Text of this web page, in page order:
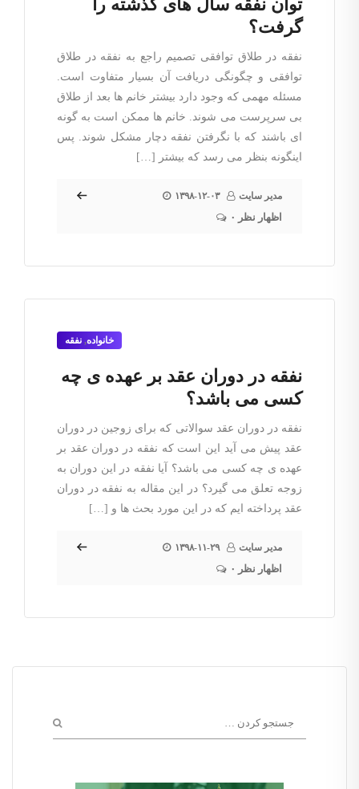
توان نفقه سال های گذشته را
گرفت؟
نفقه در طلاق توافقی تصمیم راجع به نفقه در طلاق
توافقی و چگونگی دریافت آن بسیار متفاوت است.
مسئله مهمی که وجود دارد بیشتر خانم ها بعد از طلاق
بی سرپرست می شوند. خانم ها ممکن است به گونه
ای باشند که با نگرفتن نفقه دچار مشکل شوند. پس
اینگونه بنظر می رسد که بیشتر […]
مدیر سایت ۱۳۹۸-۱۲-۰۳
۰ اظهار نظر
خانواده, نفقه
نفقه در دوران عقد بر عهده ی چه
کسی می باشد؟
نفقه در دوران عقد سوالاتی که برای زوجین در دوران
عقد پیش می آید این است که نفقه در دوران عقد بر
عهده ی چه کسی می باشد؟ آیا نفقه در این دوران به
زوجه تعلق می گیرد؟ در این مقاله به نفقه در دوران
عقد پرداخته ایم که در این مورد بحث ها و […]
مدیر سایت ۱۳۹۸-۱۱-۲۹
۰ اظهار نظر